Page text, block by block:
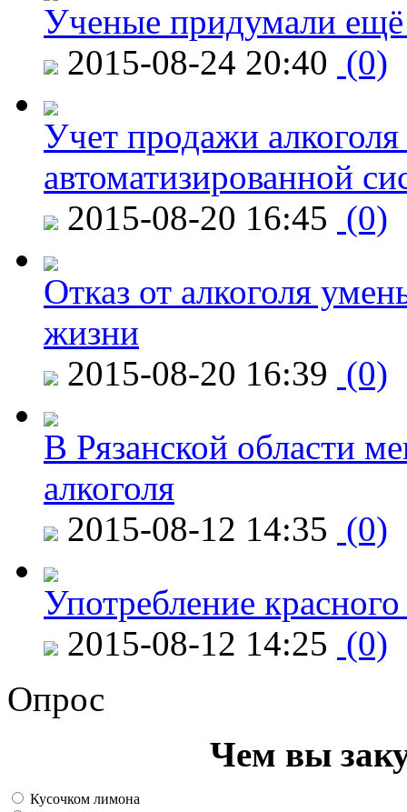
Ученые придумали ещё
2015-08-24 20:40 (0)
Учет продажи
автоматизированной
2015-08-20 16:45 (0)
Отказ от алкоголя
жизни
2015-08-20 16:39 (0)
В Рязанской области
алкоголя
2015-08-12 14:35 (0)
Употребление
2015-08-12 14:25 (0)
Опрос
Чем вы
Кусочком лимона